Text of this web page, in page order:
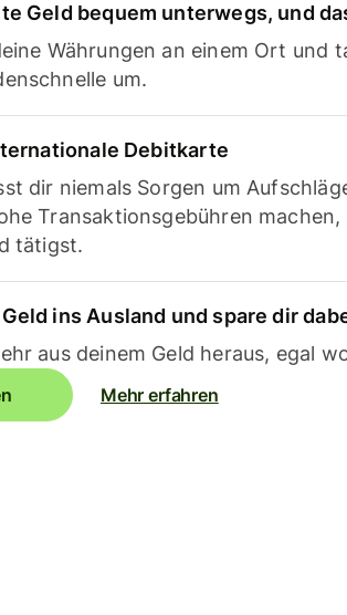
Geld bequem unterwegs, und
Währungen an einem Ort und
um.
Debitkarte
dir niemals Sorgen um
Transaktionsgebühren
tätigst.
ins Ausland und spare dir
aus deinem Geld heraus, egal
Mehr erfahren